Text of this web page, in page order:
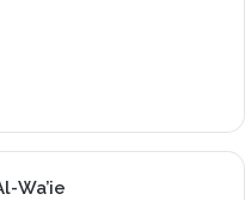
Wa’ie